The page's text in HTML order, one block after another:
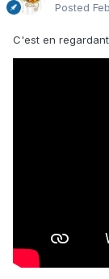
Posted
C'est en